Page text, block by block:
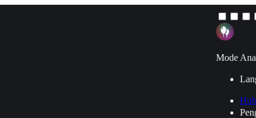
Mode